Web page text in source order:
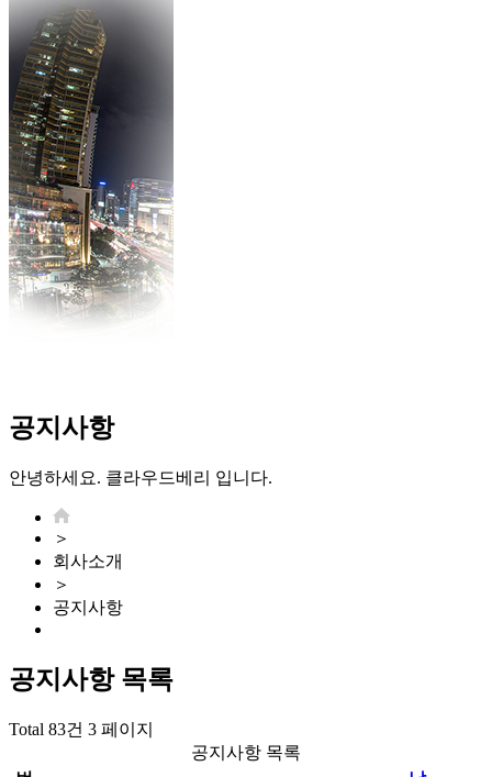
공지사항
안녕하세요. 클라우드베리 입니다.
＞
회사소개
＞
공지사항
공지사항목록
Total 83건 3 페이지
공지사항 목록